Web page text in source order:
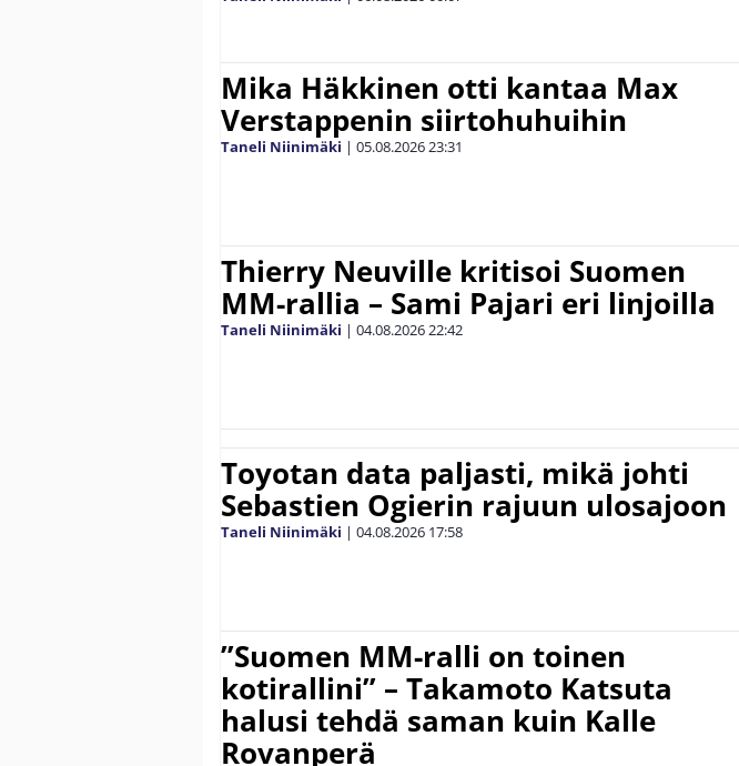
Mika Häkkinen otti kantaa Max
Verstappenin siirtohuhuihin
Taneli Niinimäki | 05.08.202623:31
Thierry Neuville kritisoi Suomen
MM-rallia – Sami Pajari eri linjoilla
Taneli Niinimäki | 04.08.202622:42
Toyotan data paljasti, mikä johti
Sebastien Ogierin rajuun ulosajoon
Taneli Niinimäki | 04.08.2026 17:58
”Suomen MM-ralli on toinen
kotirallini” – Takamoto Katsuta
halusi tehdä saman kuin Kalle
Rovanperä